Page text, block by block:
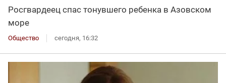
Росгвардеец спас тонувшего ребенка в Азовском
море
Общество сегодня, 16:32